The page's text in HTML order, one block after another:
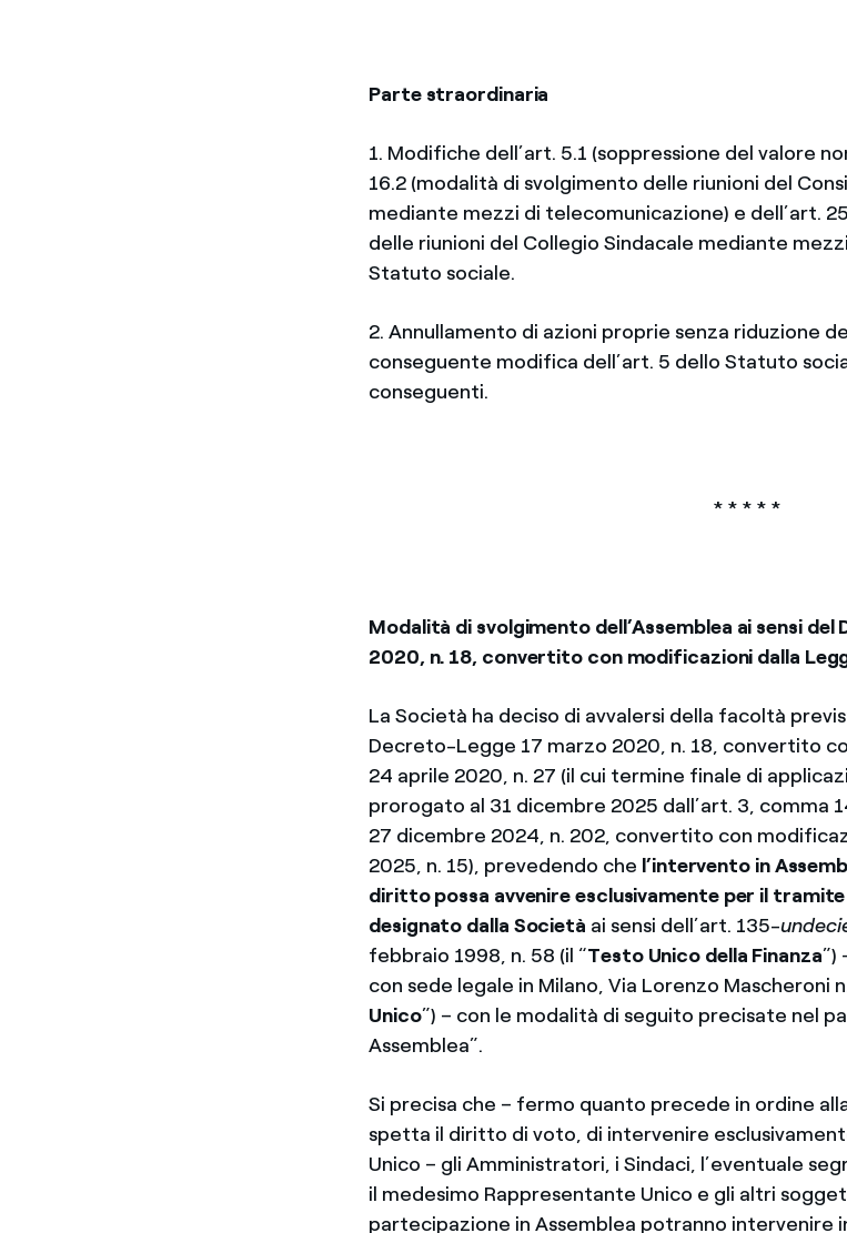
Parte straordinaria
1. Modifiche dell’art. 5.1 (soppressione del valore
16.2 (modalità di svolgimento delle riunioni del
mediante mezzi di telecomunicazione) e dell’art.
delle riunioni del Collegio Sindacale mediante
Statuto sociale.
2. Annullamento di azioni proprie senza riduzione
conseguente modifica dell’art. 5 dello Statuto
conseguenti.
* * * * *
Modalità di svolgimento dell’Assemblea ai sensi
2020, n. 18, convertito con modificazioni dalla
La Società ha deciso di avvalersi della facoltà
Decreto-Legge 17 marzo 2020, n. 18, convertito
24 aprile 2020, n. 27 (il cui termine finale di
prorogato al 31 dicembre 2025 dall’art. 3, comma
27 dicembre 2024, n. 202, convertito con
2025, n. 15), prevedendo che l’intervento in
diritto possa avvenire esclusivamente per il
designato dalla Società ai sensi dell’art. 135-
febbraio 1998, n. 58 (il “Testo Unico della Finanza”)
con sede legale in Milano, Via Lorenzo Mascheroni
Unico”) – con le modalità di seguito precisate nel
Assemblea”.
Si precisa che – fermo quanto precede in ordine
spetta il diritto di voto, di intervenire
Unico – gli Amministratori, i Sindaci, l’eventuale
il medesimo Rappresentante Unico e gli altri
partecipazione in Assemblea potranno intervenire